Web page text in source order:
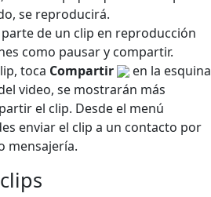
se reproducirá.
de un clip en reproducción
como pausar y compartir.
toca Compartir
en la esquina
video, se mostrarán más
el clip. Desde el menú
enviar el clip a un contacto por
mensajería.